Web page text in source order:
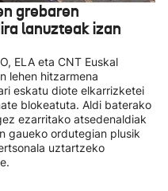
grebaren
lanuzteak izan
ELA eta CNT Euskal
lehen hitzarmena
eskatu diote elkarrizketei
blokeatuta. Aldi baterako
ezarritako atsedenaldiak
gaueko ordutegian plusik
uztartzeko